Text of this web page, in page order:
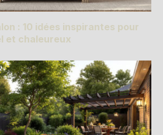
: 10 idées inspirantes pour
et chaleureux